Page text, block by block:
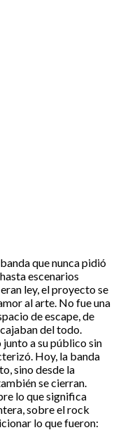
que nunca pidió
escenarios
ley, el proyecto se
al arte. No fue una
de escape, de
del todo.
a su público sin
Hoy, la banda
sino desde la
se cierran.
lo que significa
sobre el rock
lo que fueron: